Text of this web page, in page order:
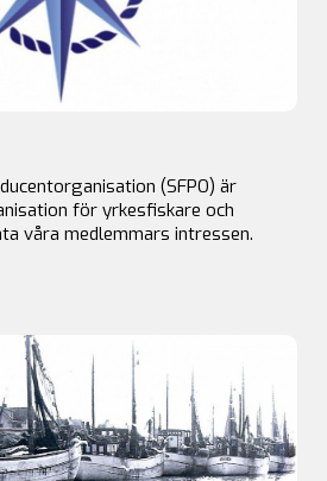
(SFPO) är
för yrkesfiskare och
våra medlemmars intressen.